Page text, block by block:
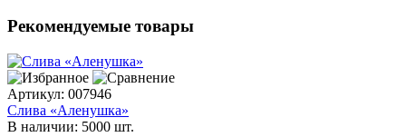
Рекомендуемые товары
Артикул: 007946
Слива «Аленушка»
В наличии: 5000 шт.